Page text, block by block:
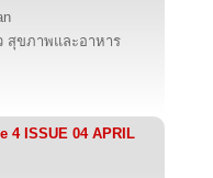
สุขภาพและอาหาร
4 ISSUE 04 APRIL